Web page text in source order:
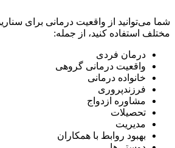
شما می‌توانید از واقعیت درمانی برای
مختلف استفاده کنید، از جمله:
درمان فردی
واقعیت درمانی گروهی
خانواده درمانی
فرزندپروری
مشاوره ازدواج
تحصیلات
مدیریت
بهبود روابط با همکاران